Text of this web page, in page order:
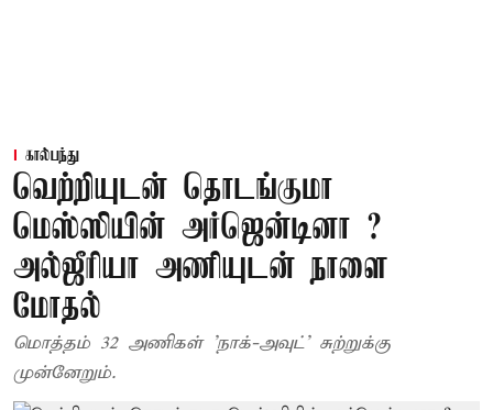
கால்பந்து
வெற்றியுடன் தொடங்குமா
மெஸ்ஸியின் அர்ஜென்டினா ?
அல்ஜீரியா அணியுடன் நாளை
மோதல்
மொத்தம் 32 அணிகள் 'நாக்-அவுட்' சுற்றுக்கு
முன்னேறும்.